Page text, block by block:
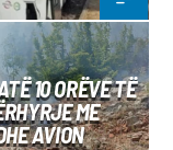
10 ORËVE TË
ME
AVION